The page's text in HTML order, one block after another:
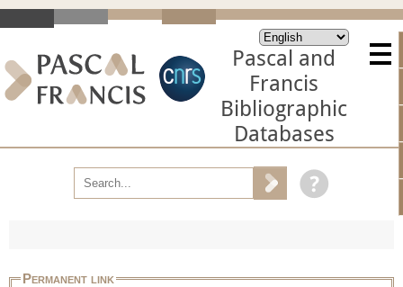
Pascal and
Francis
Bibliographic
Databases
Permanent link